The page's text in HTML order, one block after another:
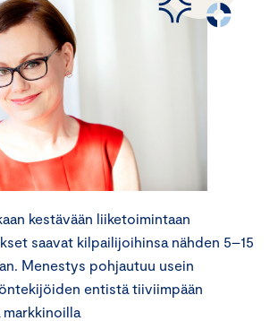
kestävään liiketoimintaan
saavat kilpailijoihinsa nähden 5–15
Menestys pohjautuu usein
entistä tiiviimpään